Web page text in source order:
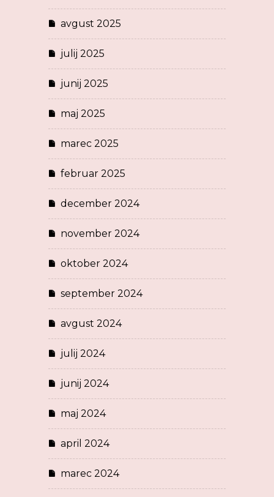
avgust 2025
julij 2025
junij 2025
maj 2025
marec 2025
februar 2025
december 2024
november 2024
oktober 2024
september 2024
avgust 2024
julij 2024
junij 2024
maj 2024
april 2024
marec 2024